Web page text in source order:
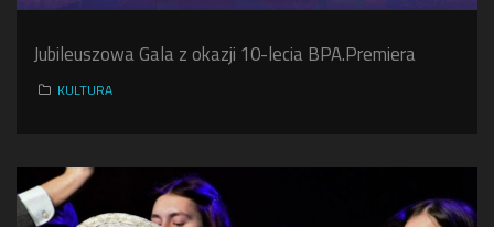
Jubileuszowa Gala z okazji 10-lecia BPA.Premiera
KULTURA